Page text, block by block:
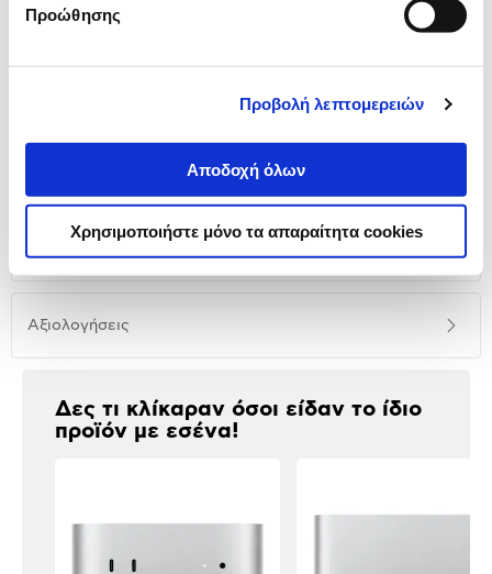
Προώθησης
Προβολή λεπτομερειών
Αποδοχή όλων
Χρησιμοποιήστε μόνο τα απαραίτητα cookies
παρουσίαση
Αναλυτική παρουσίαση
Προδιαγραφές
Αξιολογήσεις
Δες τι κλίκαραν όσοι είδαν το ίδιο
προϊόν με εσένα!